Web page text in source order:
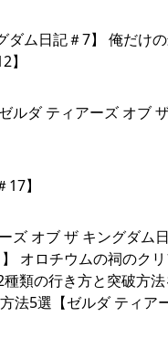
ダム日記＃7】 俺だけ
ルダ ティアーズ オブ
】
ズ オブ ザ キングダム
オロチウムの祠のク
類の行き方と突破方
法5選【ゼルダ ティア